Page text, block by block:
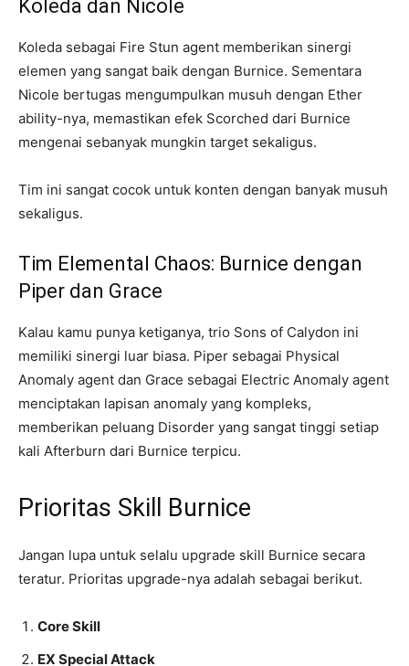
Koleda dan Nicole
Koleda sebagai Fire Stun agent memberikan sinergi
elemen yang sangat baik dengan Burnice. Sementara
Nicole bertugas mengumpulkan musuh dengan Ether
ability-nya, memastikan efek Scorched dari Burnice
mengenai sebanyak mungkin target sekaligus.
Tim ini sangat cocok untuk konten dengan banyak musuh
sekaligus.
Tim Elemental Chaos: Burnice dengan
Piper dan Grace
Kalau kamu punya ketiganya, trio Sons of Calydon ini
memiliki sinergi luar biasa. Piper sebagai Physical
Anomaly agent dan Grace sebagai Electric Anomaly agent
menciptakan lapisan anomaly yang kompleks,
memberikan peluang Disorder yang sangat tinggi setiap
kali Afterburn dari Burnice terpicu.
Prioritas Skill Burnice
Jangan lupa untuk selalu upgrade skill Burnice secara
teratur. Prioritas upgrade-nya adalah sebagai berikut.
Core Skill
EX Special Attack